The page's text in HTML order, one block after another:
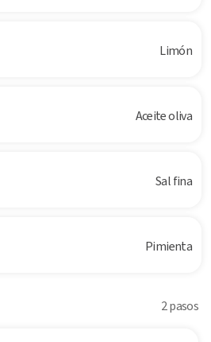
Limón
Aceite oliva
Sal fina
Pimienta
2 pasos